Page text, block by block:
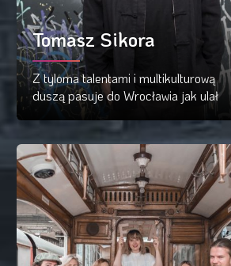
Tomasz Sikora
Z tyloma talentami i multikulturową
duszą pasuje do Wrocławia jak ulał
Czytaj więcej